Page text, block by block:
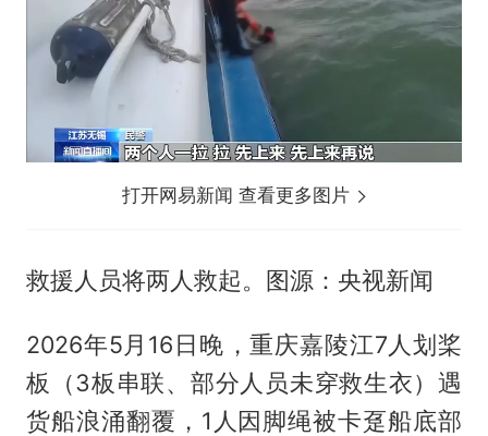
打开网易新闻 查看更多图片
救援人员将两人救起。图源：央视新闻
2026年5月16日晚‌，重庆嘉陵江7人划桨
板（3板串联、部分人员未穿救生衣）遇
货船浪涌翻覆，‌1人因脚绳被卡趸船底部